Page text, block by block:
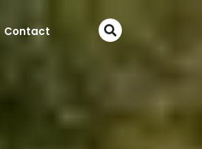
Contact